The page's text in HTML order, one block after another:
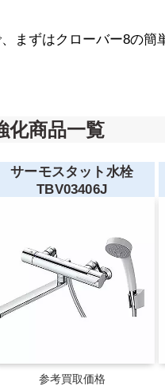
まずはクローバー8の簡
化商品一覧
サーモスタット水栓
TBV03406J
参考買取価格